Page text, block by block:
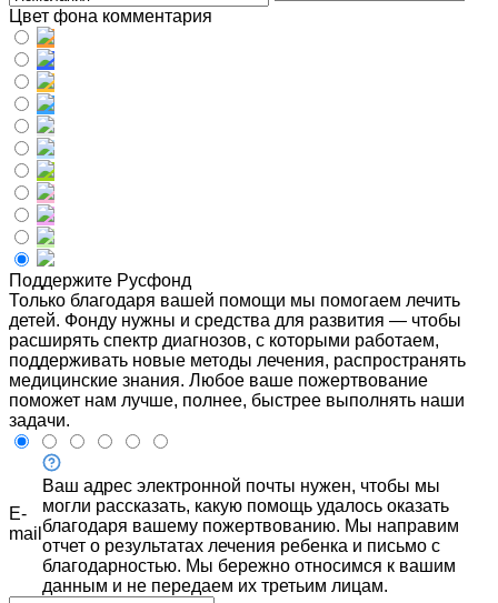
Цвет фона комментария
Поддержите Русфонд
Только благодаря вашей помощи мы помогаем лечить
детей. Фонду нужны и средства для развития — чтобы
расширять спектр диагнозов, с которыми работаем,
поддерживать новые методы лечения, распространять
медицинские знания. Любое ваше пожертвование
поможет нам лучше, полнее, быстрее выполнять наши
задачи.
E-
mail
Ваш адрес электронной почты нужен, чтобы мы
могли рассказать, какую помощь удалось оказать
благодаря вашему пожертвованию. Мы направим
отчет о результатах лечения ребенка и письмо с
благодарностью. Мы бережно относимся к вашим
данным и не передаем их третьим лицам.